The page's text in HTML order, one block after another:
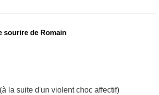
sourire de Romain
la suite d'un violent choc affectif)